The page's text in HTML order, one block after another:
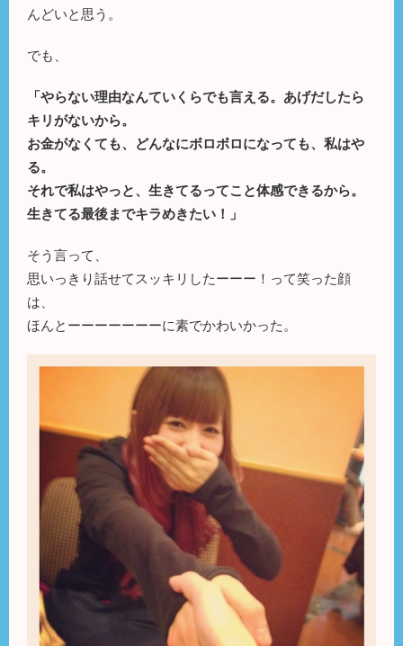
んどいと思う。
でも、
「やらない理由なんていくらでも言える。あげだしたら
キリがないから。
お金がなくても、どんなにボロボロになっても、私はや
る。
それで私はやっと、生きてるってこと体感できるから。
生きてる最後までキラめきたい！」
そう言って、
思いっきり話せてスッキリしたーーー！って笑った顔
は、
ほんとーーーーーーーに素でかわいかった。